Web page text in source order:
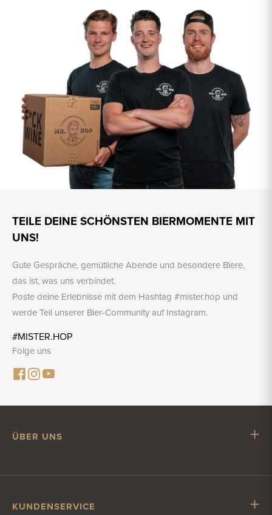
TEILE DEINE SCHÖNSTEN BIERMOMENTE MIT
UNS!
Gute Gespräche, gemütliche Abende und besondere Biere,
das ist, was uns verbindet.
Poste deine Erlebnisse mit dem Hashtag #mister.hop und
werde Teil unserer Bier-Community auf Instagram.
#MISTER.HOP
Folge uns
ÜBER UNS
Stellenangebote
KUNDENSERVICE